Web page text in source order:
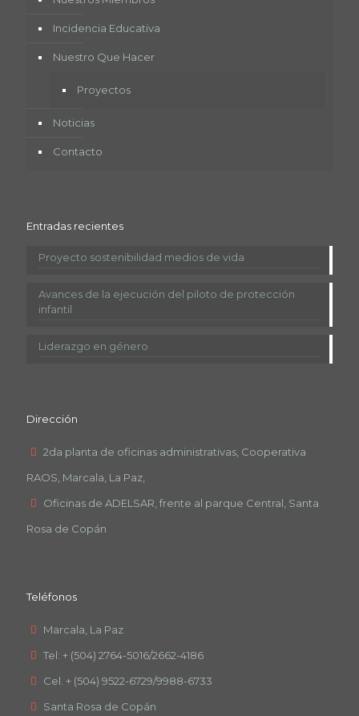
Incidencia Educativa
Nuestro Que Hacer
Proyectos
Noticias
Contacto
Entradas recientes
Proyecto sostenibilidad medios de vida
Avances de la ejecución del piloto de protección
infantil
Liderazgo en género
Dirección
2da planta de oficinas administrativas, Cooperativa
RAOS, Marcala, La Paz,
Oficinas de ADELSAR, frente al parque Central, Santa
Rosa de Copán
Teléfonos
Marcala, La Paz
Tel: + (504) 2764-5016/2662-4186
Cel. + (504) 9522-6729/9988-6733
Santa Rosa de Copán